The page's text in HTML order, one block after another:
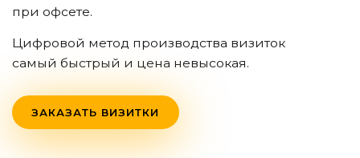
при офсете.
Цифровой метод производства визиток
самый быстрый и цена невысокая.
ЗАКАЗАТЬ ВИЗИТКИ